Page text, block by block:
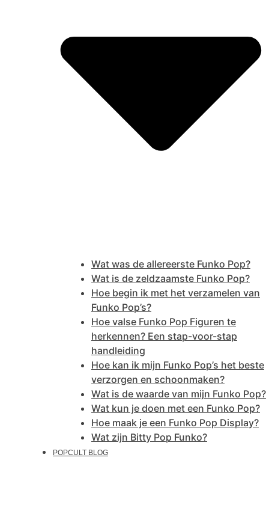
Wat was de allereerste Funko Pop?
Wat is de zeldzaamste Funko Pop?
Hoe begin ik met het verzamelen van
Funko Pop’s?
Hoe valse Funko Pop Figuren te
herkennen? Een stap-voor-stap
handleiding
Hoe kan ik mijn Funko Pop’s het beste
verzorgen en schoonmaken?
Wat is de waarde van mijn Funko Pop?
Wat kun je doen met een Funko Pop?
Hoe maak je een Funko Pop Display?
Wat zijn Bitty Pop Funko?
POPCULT BLOG